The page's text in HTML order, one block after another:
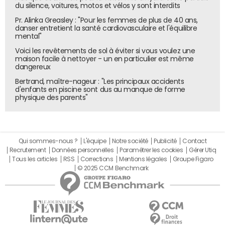
approche sur Chrome qui "renforcera le choix des
utilisateurs", une "nouvelle expérience qui permettrait aux
utilisateurs de faire un choix éclairé qui s'appliquerait à
l'ensemble de leur navigation sur le web".
Or, le choix des utilisateurs ne peut pas être imposé de
du navigateur sans aucune distinction. L'exemple d'Apple
pour les applications avec son App Tracking
l'instar de ce qu'ATT a généré sur iOS. En France et plus
largement en Europe nous disposons d'une
règlementation déjà stricte et forte, le RGPD, qui encadre
la collecte du consentement aux cookies, aux différents
traceurs et à la publicité ciblée. Cette dernière se fait au
niveau de chaque site.
du silence, voitures, motos et vélos y sont interdits
Pr. Alinka Greasley : "Pour les femmes de plus de 40 ans,
danser entretient la santé cardiovasculaire et l'équilibre
mental"
Voici les revêtements de sol à éviter si vous voulez une
maison facile à nettoyer - un en particulier est même
dangereux
Bertrand, maître-nageur : "Les principaux accidents
d'enfants en piscine sont dus au manque de forme
physique des parents"
Qui sommes-nous ? L'équipe Notre société Publicité
Contact
Recrutement
Données personnelles Paramétrer les cookies
Gérer Utiq
Tous les articles
RSS Corrections Mentions légales
Groupe Figaro
© 2025 CCM Benchmark